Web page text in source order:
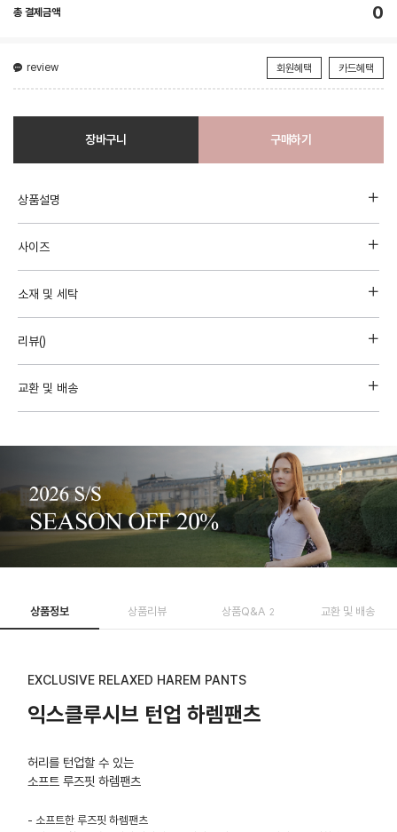
총 결제금액 0
review 회원혜택 카드혜택
장바구니 구매하기
상품설명
사이즈
소재 및 세탁
리뷰()
교환 및 배송
상품정보 상품리뷰 상품Q&A 2 교환 및 배송
EXCLUSIVE RELAXED HAREM PANTS
익스클루시브 턴업 하렘팬츠
허리를 턴업할 수 있는
소프트 루즈핏 하렘팬츠
- 소프트한 루즈핏 하렘팬츠